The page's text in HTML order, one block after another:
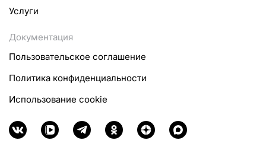
Услуги
Документация
Пользовательское соглашение
Политика конфиденциальности
Использование cookie